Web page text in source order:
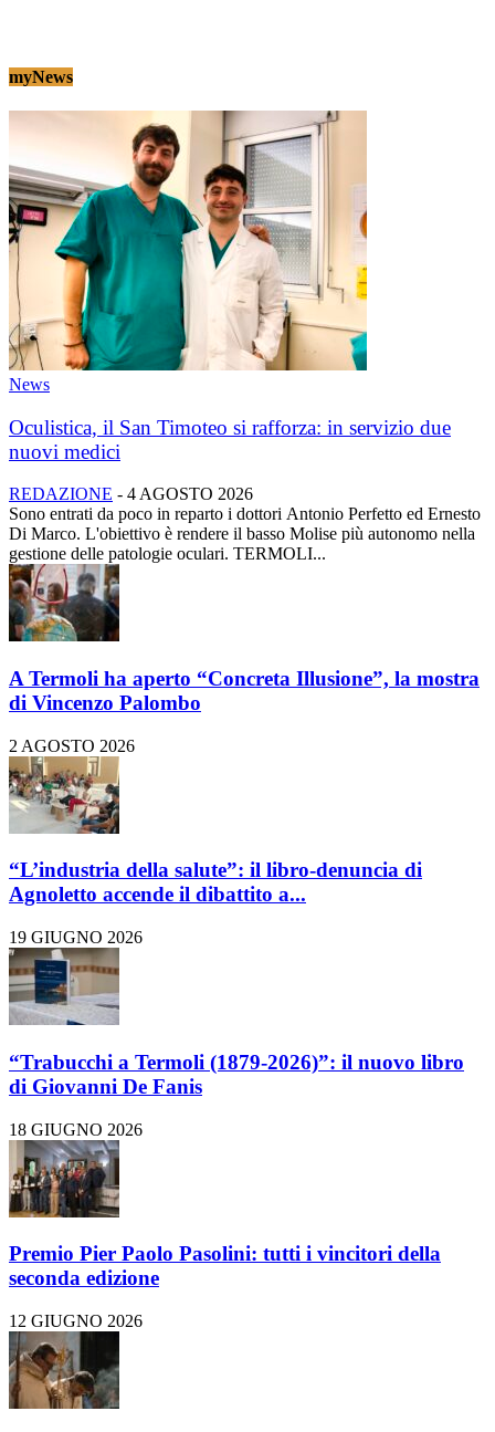
myNews
News
Oculistica, il San Timoteo si rafforza: in servizio due
nuovi medici
REDAZIONE - 4 AGOSTO 2026
Sono entrati da poco in reparto i dottori Antonio Perfetto ed Ernesto
Di Marco. L'obiettivo è rendere il basso Molise più autonomo nella
gestione delle patologie oculari. TERMOLI...
A Termoli ha aperto “Concreta Illusione”, la mostra
di Vincenzo Palombo
2 AGOSTO 2026
“L’industria della salute”: il libro-denuncia di
Agnoletto accende il dibattito a...
19 GIUGNO 2026
“Trabucchi a Termoli (1879-2026)”: il nuovo libro
di Giovanni De Fanis
18 GIUGNO 2026
Premio Pier Paolo Pasolini: tutti i vincitori della
seconda edizione
12 GIUGNO 2026